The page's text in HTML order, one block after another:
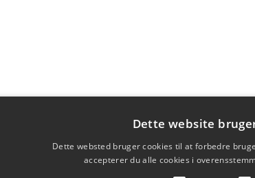
Dette website
Dette websted bruger cookies til at forbedre
accepterer du alle cookies i